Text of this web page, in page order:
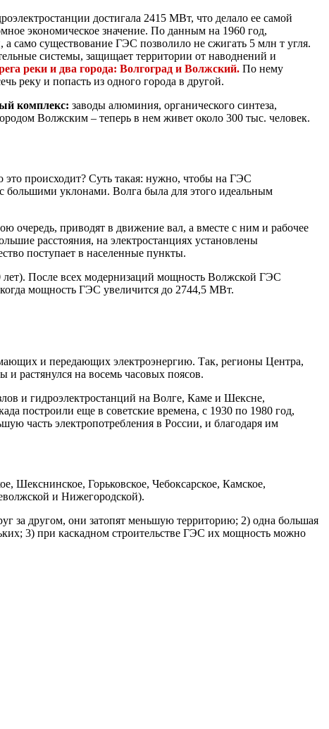
достигала 2415 МВт, что делало ее самой
экономическое значение. По данным на 1960 год,
а само существование ГЭС позволило не сжигать 5 млн т угля.
системы, защищает территории от наводнений и
реки и два города: Волгоград и Волжский. По нему
реку и попасть из одного города в другой.
комплекс: заводы алюминия, органического синтеза,
Волжским – теперь в нем живет около 300 тыс. человек.
происходит? Суть такая: нужно, чтобы на ГЭС
большими уклонами. Волга была для этого идеальным
очередь, приводят в движение вал, а вместе с ним и рабочее
расстояния, на электростанциях установлены
поступает в населенные пункты.
лет). После всех модернизаций мощность Волжской ГЭС
когда мощность ГЭС увеличится до 2744,5 МВт.
и передающих электроэнергию. Так, регионы Центра,
растянулся на восемь часовых поясов.
и гидроэлектростанций на Волге, Каме и Шексне,
построили еще в советские времена, с 1930 по 1980 год,
часть электропотребления в России, и благодаря им
Шекснинское, Горьковское, Чебоксарское, Камское,
и Нижегородской).
за другом, они затопят меньшую территорию; 2) одна большая
3) при каскадном строительстве ГЭС их мощность можно